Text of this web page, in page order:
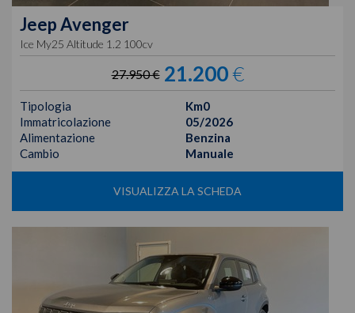
JeepAvenger
Ice My25 Altitude 1.2 100cv
27.950 € 21.200€
Tipologia
Km0
Immatricolazione
05/2026
Alimentazione
Benzina
Cambio
Manuale
VISUALIZZA LA SCHEDA